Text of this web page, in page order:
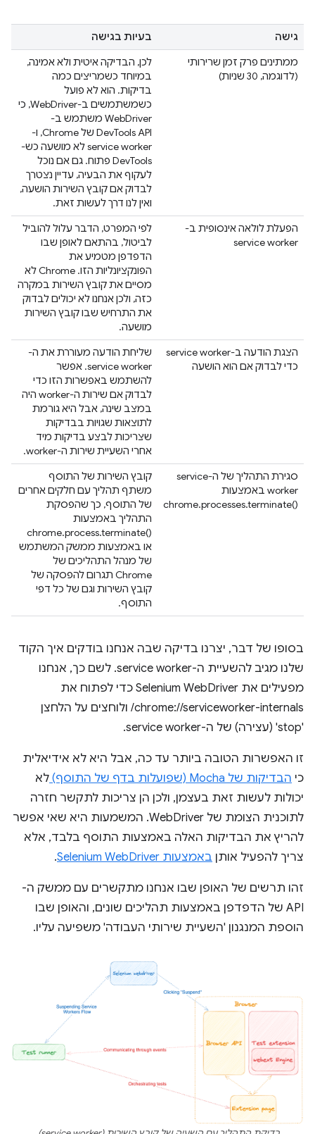
גישה
בעיות בגישה
ממתינים פרק זמן שרירותי
(לדוגמה, 30 שניות)
לכן, הבדיקה איטית ולא אמינה,
במיוחד כשמריצים כמה
בדיקות. הוא לא פועל
כשמשתמשים ב-WebDriver, כי
WebDriver משתמש ב-
DevTools API של Chrome, ו-
service worker לא מושעה כש-
DevTools פתוח. גם אם נוכל
לעקוף את הבעיה, עדיין נצטרך
לבדוק אם קובץ השירות הושעה,
ואין לנו דרך לעשות זאת.
הפעלת לולאה אינסופית ב-
service worker
לפי המפרט, הדבר עלול להוביל
לביטול, בהתאם לאופן שבו
הדפדפן מטמיע את
הפונקציונליות הזו. Chrome לא
מסיים את קובץ השירות במקרה
כזה, ולכן אנחנו לא יכולים לבדוק
את התרחיש שבו קובץ השירות
מושעה.
הצגת הודעה ב-service worker
כדי לבדוק אם הוא הושעה
שליחת הודעה מעוררת את ה-
service worker. אפשר
להשתמש באפשרות הזו כדי
לבדוק אם שירות ה-worker היה
במצב שינה, אבל היא גורמת
לתוצאות שגויות בבדיקות
שצריכות לבצע בדיקות מיד
אחרי השעיית שירות ה-worker.
סגירת התהליך של ה-service
worker באמצעות
chrome.processes.terminate()‎
קובץ השירות של התוסף
משתף תהליך עם חלקים אחרים
של התוסף, כך שהפסקת
התהליך באמצעות
chrome.process.terminate()‎
או באמצעות ממשק המשתמש
של מנהל התהליכים של
Chrome תגרום להפסקה של
קובץ השירות וגם של כל דפי
התוסף.
בסופו של דבר, יצרנו בדיקה שבה אנחנו בודקים איך הקוד
שלנו מגיב להשעיית ה-service worker. לשם כך, אנחנו
מפעילים את Selenium WebDriver כדי לפתוח את
chrome://serviceworker-internals/ ולוחצים על הלחצן
'stop' (עצירה) של ה-service worker.
זו האפשרות הטובה ביותר עד כה, אבל היא לא אידיאלית
כי הבדיקות של Mocha (שפועלות בדף של התוסף)
לא
יכולות לעשות זאת בעצמן, ולכן הן צריכות לתקשר חזרה
לתוכנית הצומת של WebDriver. המשמעות היא שאי אפשר
להריץ את הבדיקות האלה באמצעות התוסף בלבד, אלא
צריך להפעיל אותן באמצעות Selenium WebDriver .
זהו תרשים של האופן שבו אנחנו מתקשרים עם ממשק ה-
API של הדפדפן באמצעות תהליכים שונים, והאופן שבו
הוספת המנגנון 'השעיית שירותי העבודה' משפיעה עליו.